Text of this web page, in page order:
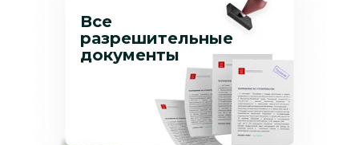
Все
разрешительные
документы